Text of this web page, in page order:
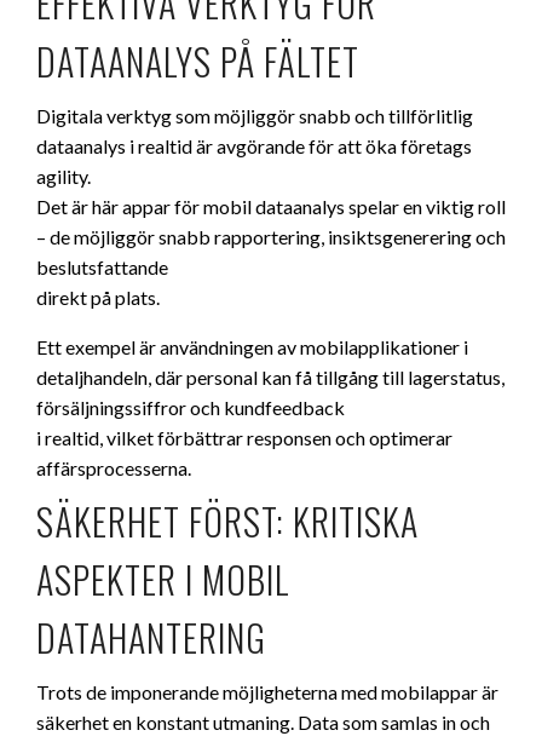
DATAANALYS PÅ FÄLTET
Digitala verktyg som möjliggör snabb och tillförlitlig
dataanalys i realtid är avgörande för att öka företags
agility.
Det är här appar för mobil dataanalys spelar en viktig roll
– de möjliggör snabb rapportering, insiktsgenerering och
beslutsfattande
direkt på plats.
Ett exempel är användningen av mobilapplikationer i
detaljhandeln, där personal kan få tillgång till lagerstatus,
försäljningssiffror och kundfeedback
i realtid, vilket förbättrar responsen och optimerar
affärsprocesserna.
SÄKERHET FÖRST: KRITISKA
ASPEKTER I MOBIL
DATAHANTERING
Trots de imponerande möjligheterna med mobilappar är
säkerhet en konstant utmaning. Data som samlas in och